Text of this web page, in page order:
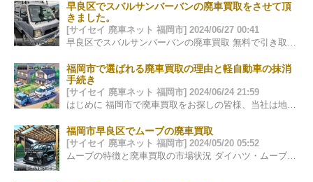
早良区でスバルサンバーバンの廃車買取をさせて頂
きました。
[サイセイ 廃車ネット 福岡市] 2024/06/27 00:41
早良区でスバルサンバーバンの廃車買取 無料で引き取りと抹消手続きを実施 この度、早良区でスバルサンバーバンの廃車買取を実施させていただきました…
福岡市で選ばれる廃車買取の理由と軽自動車の抹消
手続き
[サイセイ 廃車ネット 福岡市] 2024/06/24 21:59
はじめに 福岡市で廃車買取をお探しの皆様、当社は地元福岡を基点に信頼と実績を積み重ねて参りました。多くのお客様に支持される理由は、透明性の高い…
福岡市早良区でムーブの廃車買取
[サイセイ 廃車ネット 福岡市] 2024/05/20 05:52
ムーブの特徴と廃車買取の市場状況 ダイハツ・ムーブは、そのコンパクトなサイズと経済性で多くのドライバーに愛されてきました。福岡市…